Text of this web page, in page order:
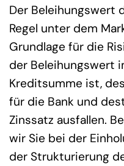
Der Beleihungswert
Regel unter dem
Grundlage für die
der Beleihungswert
Kreditsumme ist,
für die Bank und
Zinssatz ausfallen.
wir Sie bei der
der Strukturierung